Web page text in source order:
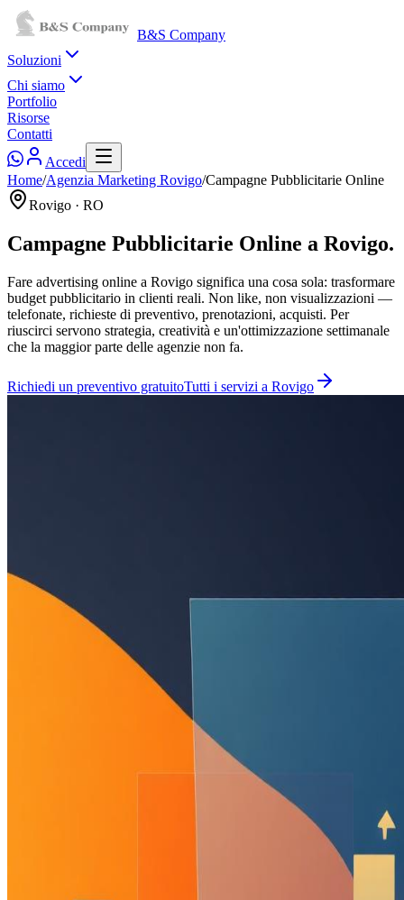
B&S Company
Soluzioni
Chi siamo
Portfolio
Risorse
Contatti
Accedi
Home/Agenzia Marketing Rovigo/Campagne Pubblicitarie Online
Rovigo · RO
Campagne Pubblicitarie Online a Rovigo.
Fare advertising online a Rovigo significa una cosa sola: trasformare
budget pubblicitario in clienti reali. Non like, non visualizzazioni —
telefonate, richieste di preventivo, prenotazioni, acquisti. Per
riuscirci servono strategia, creatività e un'ottimizzazione settimanale
che la maggior parte delle agenzie non fa.
Richiedi un preventivo gratuitoTutti i servizi a Rovigo